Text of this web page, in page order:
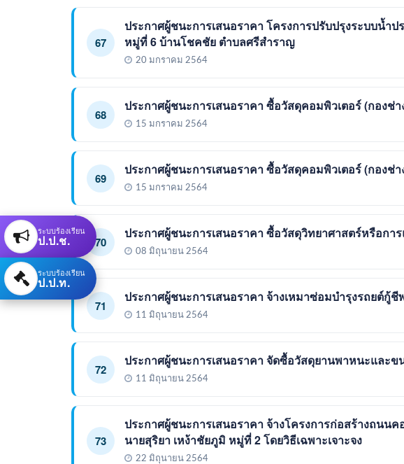
67
ประกาศผู้ชนะการเสนอราคา โครงการปรับปรุงระบบน้
หมู่ที่ 6 บ้านโชคชัย ตำบลศรีสำราญ
20 มกราคม 2564
68
ประกาศผู้ชนะการเสนอราคา ซื้อวัสดุคอมพิวเตอร์ (กองช่า
15 มกราคม 2564
69
ประกาศผู้ชนะการเสนอราคา ซื้อวัสดุคอมพิวเตอร์ (กองช่า
15 มกราคม 2564
70
ประกาศผู้ชนะการเสนอราคา ซื้อวัสดุวิทยาศาสตร์หรือกา
08 มิถุนายน 2564
71
ประกาศผู้ชนะการเสนอราคา จ้างเหมาซ่อมบำรุงรถยต์กู้
11 มิถุนายน 2564
72
ประกาศผู้ชนะการเสนอราคา จัดซื้อวัสดุยานพาหนะและข
11 มิถุนายน 2564
73
ประกาศผู้ชนะการเสนอราคา จ้างโครงการก่อสร้างถนน
นายสุริยา เหง้าชัยภูมิ หมู่ที่ 2 โดยวิธีเฉพาะเจาะจง
22 มิถุนายน 2564
ระบบร้องเรียน
ป.ป.ช.
ระบบร้องเรียน
ป.ป.ท.